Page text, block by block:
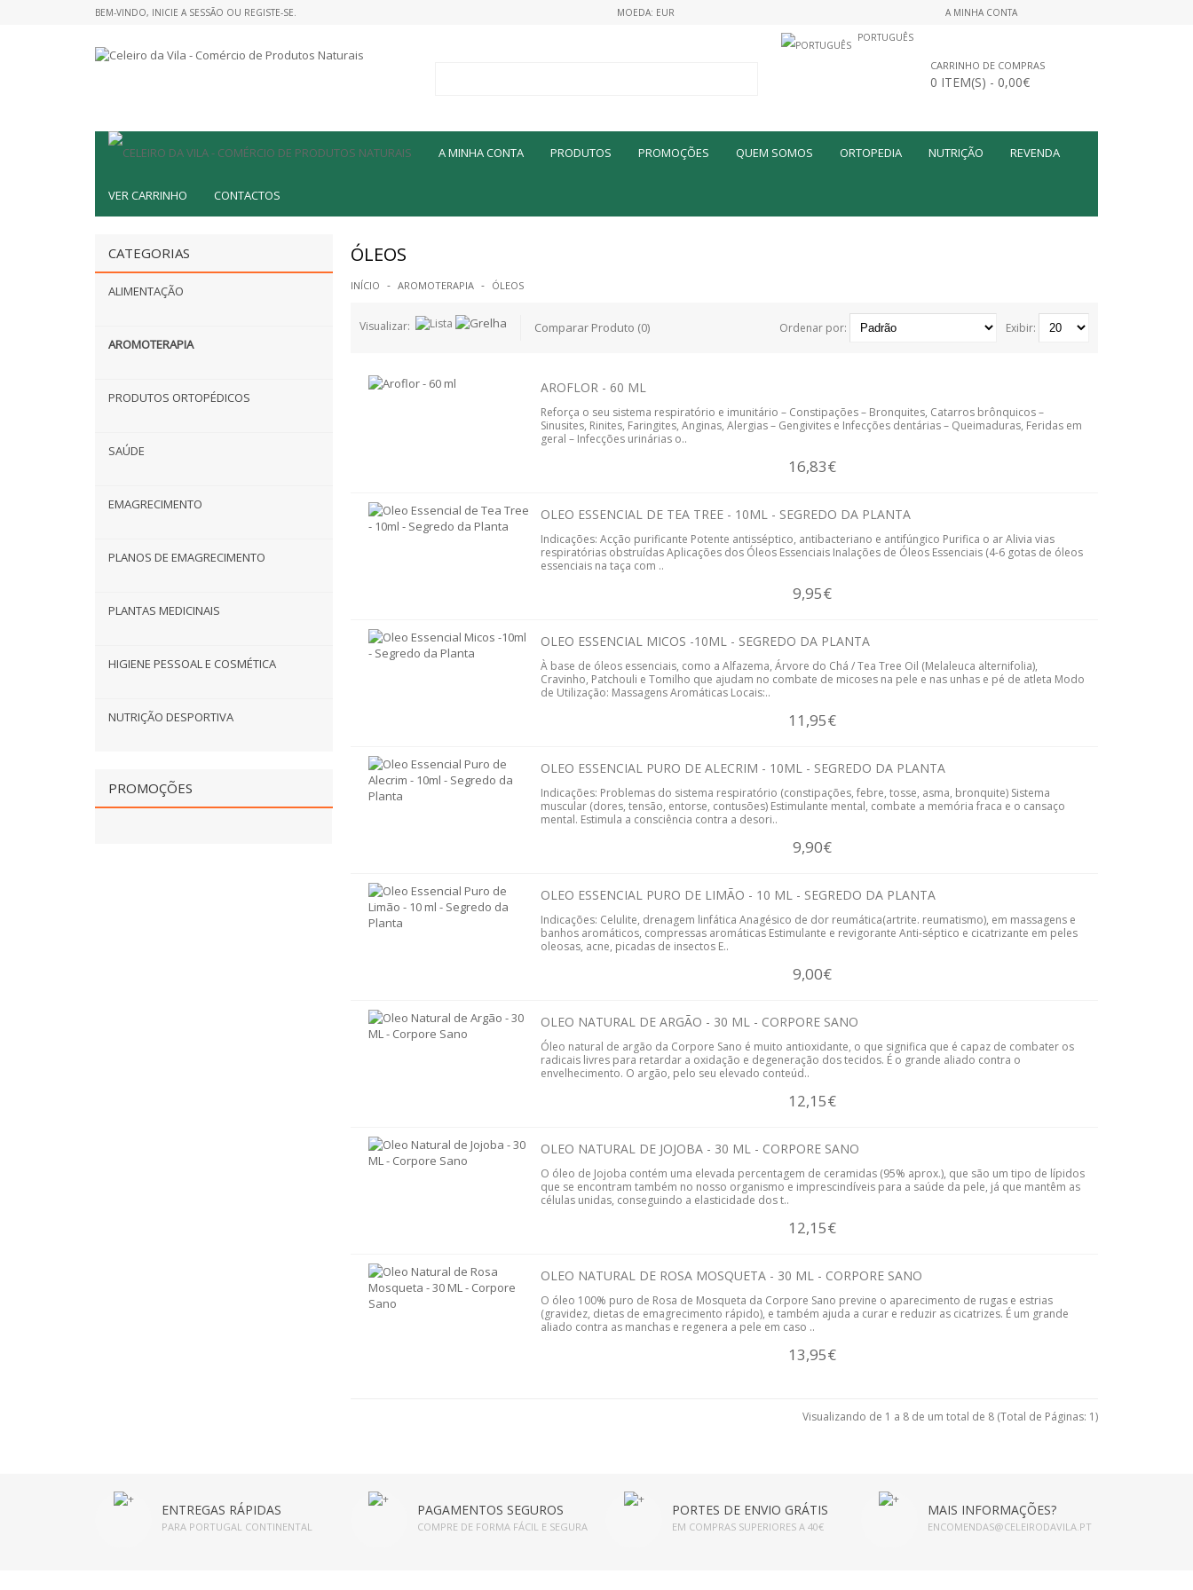
BEM-VINDO, INICIE A SESSÃO OU REGISTE-SE.
MOEDA: EUR
PORTUGUÊS
A MINHA CONTA
CARRINHO DE COMPRAS
0 ITEM(S) - 0,00€
A MINHA CONTA PRODUTOS PROMOÇÕES QUEM SOMOS ORTOPEDIA NUTRIÇÃO REVENDA
VER CARRINHO CONTACTOS
CATEGORIAS
ALIMENTAÇÃO
AROMOTERAPIA
PRODUTOS ORTOPÉDICOS
SAÚDE
EMAGRECIMENTO
PLANOS DE EMAGRECIMENTO
PLANTAS MEDICINAIS
HIGIENE PESSOAL E COSMÉTICA
NUTRIÇÃO DESPORTIVA
PROMOÇÕES
ÓLEOS
INÍCIO AROMOTERAPIA ÓLEOS
Visualizar: Comparar Produto (0) Exibir:
Ordenar por:
AROFLOR - 60 ML
Reforça o seu sistema respiratório e imunitário – Constipações – Bronquites, Catarros brônquicos –
Sinusites, Rinites, Faringites, Anginas, Alergias – Gengivites e Infecções dentárias – Queimaduras, Feridas em
geral – Infecções urinárias o..
16,83€
OLEO ESSENCIAL DE TEA TREE - 10ML - SEGREDO DA PLANTA
Indicações: Acção purificante Potente antisséptico, antibacteriano e antifúngico Purifica o ar Alivia vias
respiratórias obstruídas Aplicações dos Óleos Essenciais Inalações de Óleos Essenciais (4-6 gotas de óleos
essenciais na taça com ..
9,95€
OLEO ESSENCIAL MICOS -10ML - SEGREDO DA PLANTA
À base de óleos essenciais, como a Alfazema, Árvore do Chá / Tea Tree Oil (Melaleuca alternifolia),
Cravinho, Patchouli e Tomilho que ajudam no combate de micoses na pele e nas unhas e pé de atleta Modo
de Utilização: Massagens Aromáticas Locais:..
11,95€
OLEO ESSENCIAL PURO DE ALECRIM - 10ML - SEGREDO DA PLANTA
Indicações: Problemas do sistema respiratório (constipações, febre, tosse, asma, bronquite) Sistema
muscular (dores, tensão, entorse, contusões) Estimulante mental, combate a memória fraca e o cansaço
mental. Estimula a consciência contra a desori..
9,90€
OLEO ESSENCIAL PURO DE LIMÃO - 10 ML - SEGREDO DA PLANTA
Indicações: Celulite, drenagem linfática Anagésico de dor reumática(artrite. reumatismo), em massagens e
banhos aromáticos, compressas aromáticas Estimulante e revigorante Anti-séptico e cicatrizante em peles
oleosas, acne, picadas de insectos E..
9,00€
OLEO NATURAL DE ARGÃO - 30 ML - CORPORE SANO
Óleo natural de argão da Corpore Sano é muito antioxidante, o que significa que é capaz de combater os
radicais livres para retardar a oxidação e degeneração dos tecidos. É o grande aliado contra o
envelhecimento. O argão, pelo seu elevado conteúd..
12,15€
OLEO NATURAL DE JOJOBA - 30 ML - CORPORE SANO
O óleo de Jojoba contém uma elevada percentagem de ceramidas (95% aprox.), que são um tipo de lípidos
que se encontram também no nosso organismo e imprescindíveis para a saúde da pele, já que mantêm as
células unidas, conseguindo a elasticidade dos t..
12,15€
OLEO NATURAL DE ROSA MOSQUETA - 30 ML - CORPORE SANO
O óleo 100% puro de Rosa de Mosqueta da Corpore Sano previne o aparecimento de rugas e estrias
(gravidez, dietas de emagrecimento rápido), e também ajuda a curar e reduzir as cicatrizes. É um grande
aliado contra as manchas e regenera a pele em caso ..
13,95€
Visualizando de 1 a 8 de um total de 8 (Total de Páginas: 1)
ENTREGAS RÁPIDAS
PARA PORTUGAL CONTINENTAL
PAGAMENTOS SEGUROS
COMPRE DE FORMA FÁCIL E SEGURA
PORTES DE ENVIO GRÁTIS
EM COMPRAS SUPERIORES A 40€
MAIS INFORMAÇÕES?
ENCOMENDAS@CELEIRODAVILA.PT